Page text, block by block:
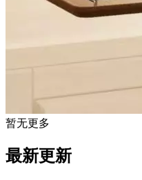
暂无更多
最新更新